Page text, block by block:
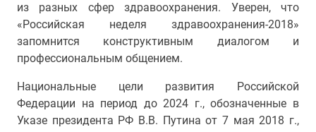
из разных сфер здравоохранения. Уверен, что
«Российская неделя здравоохранения-2018»
запомнится конструктивным диалогом и
профессиональным общением.
Национальные цели развития Российской
Федерации на период до 2024 г., обозначенные в
Указе президента РФ В.В. Путина от 7 мая 2018 г.,